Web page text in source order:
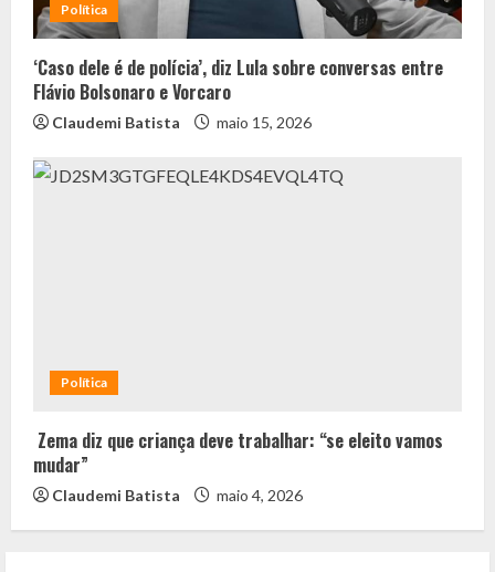
Política
‘Caso dele é de polícia’, diz Lula sobre conversas entre
Flávio Bolsonaro e Vorcaro
Claudemi Batista maio 15, 2026
Política
Zema diz que criança deve trabalhar: “se eleito vamos
mudar”
Claudemi Batista maio 4, 2026